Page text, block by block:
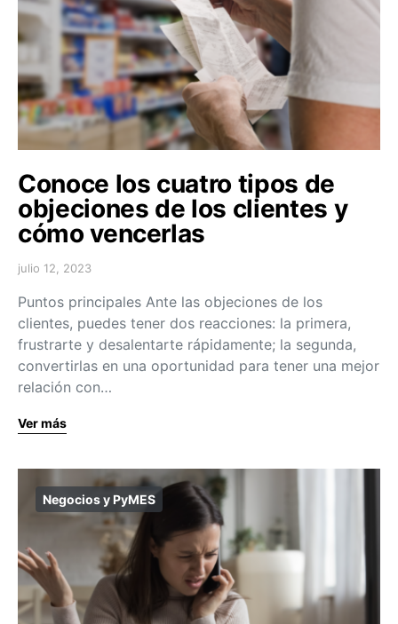
Conoce los cuatro tipos de
objeciones de los clientes y
cómo vencerlas
julio 12, 2023
Puntos principales Ante las objeciones de los
clientes, puedes tener dos reacciones: la primera,
frustrarte y desalentarte rápidamente; la segunda,
convertirlas en una oportunidad para tener una mejor
relación con…
Ver más
Negocios y PyMES